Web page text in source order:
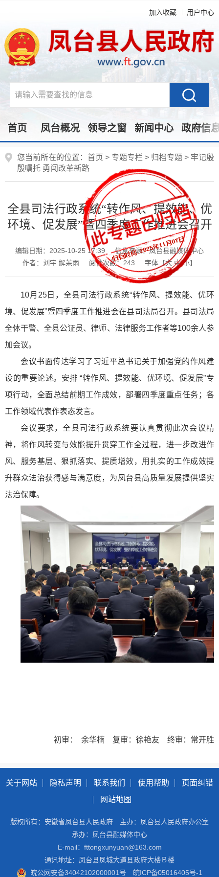
加入收藏 用户中心
首页 凤台概况 领导之窗 新闻中心 政府信
您当前所在的位置： 首页 > 专题专栏 > 归档专题 > 牢记殷
殷嘱托 勇闯改革新路
全县司法行政系统“转作风、提效能、优
环境、促发展”暨四季度工作推进会召开
编辑日期：2025-10-25 17:39
信息来源：凤台县融媒体中心
作者：刘宇 解茉雨
阅读次数： 243 字体【大 中 小】
10月25日，全县司法行政系统“转作风、提效能、优环
境、促发展”暨四季度工作推进会在县司法局召开。县司法局
全体干警、全县公证员、律师、法律服务工作者等100余人参
加会议。
会议书面传达学习了习近平总书记关于加强党的作风建
设的重要论述。安排 “转作风、提效能、优环境、促发展”专
项行动，全面总结前期工作成效，部署四季度重点任务；各
工作领域代表作表态发言。
会议要求，全县司法行政系统要认真贯彻此次会议精
神，将作风转变与效能提升贯穿工作全过程，进一步改进作
风、服务基层、狠抓落实、提质增效，用扎实的工作成效提
升群众法治获得感与满意度，为凤台县高质量发展提供坚实
法治保障。
初审： 余华楠 复审：徐艳友 终审：常开胜
关于网站 隐私声明 联系我们 使用帮助
页面纠错
网站地图
版权所有：安徽省凤台县人民政府
主办：凤台县人民政府办公室
承办：凤台县融媒体中心
E-mail：fttongxunyuan@163.com
通讯地址：凤台县凤城大道县政府大楼Ｂ楼
皖公网安备34042102000001号
皖ICP备05016405号-1